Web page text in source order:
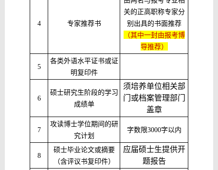
4 专家推荐书
关的正高职称专家分
别出具的书面推荐
（其中一封由报考博
导推荐）
5
各类外语水平证书或证
明复印件
6
硕士研究生阶段的学习
成绩单
须培养单位相关部
门或档案管理部门
盖章
7
攻读博士学位期间的研
究计划
字数限3000字以内
8
硕士毕业论文或摘要
（含评议书复印件）
应届硕士生提供开
题报告